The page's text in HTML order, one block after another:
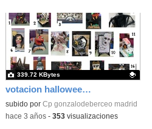
votacion halloween 2023
Contenido educativo.
subido por Cp gonzalodeberceo madrid
339.72 KBytes
-hace 3 años- 353visualizaciones